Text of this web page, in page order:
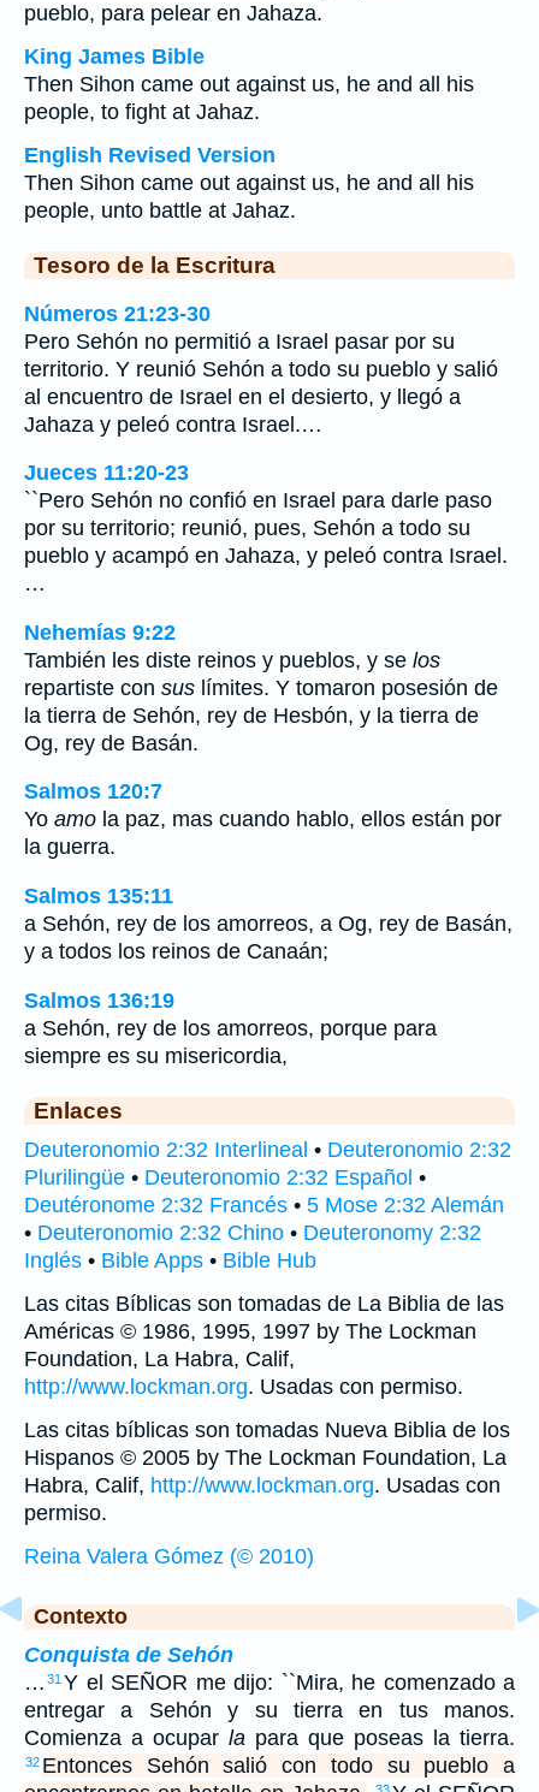
pueblo, para pelear en Jahaza.
King James Bible
Then Sihon came out against us, he and all his
people, to fight at Jahaz.
English Revised Version
Then Sihon came out against us, he and all his
people, unto battle at Jahaz.
Tesoro de la Escritura
Números 21:23-30
Pero Sehón no permitió a Israel pasar por su
territorio. Y reunió Sehón a todo su pueblo y salió
al encuentro de Israel en el desierto, y llegó a
Jahaza y peleó contra Israel.…
Jueces 11:20-23
``Pero Sehón no confió en Israel para darle paso
por su territorio; reunió, pues, Sehón a todo su
pueblo y acampó en Jahaza, y peleó contra Israel.
…
Nehemías 9:22
También les diste reinos y pueblos, y se los
repartiste con sus límites. Y tomaron posesión de
la tierra de Sehón, rey de Hesbón, y la tierra de
Og, rey de Basán.
Salmos 120:7
Yo amo la paz, mas cuando hablo, ellos están por
la guerra.
Salmos 135:11
a Sehón, rey de los amorreos, a Og, rey de Basán,
y a todos los reinos de Canaán;
Salmos 136:19
a Sehón, rey de los amorreos, porque para
siempre es su misericordia,
Enlaces
Deuteronomio 2:32 Interlineal • Deuteronomio 2:32
Plurilingüe • Deuteronomio 2:32 Español •
Deutéronome 2:32 Francés • 5 Mose 2:32 Alemán
• Deuteronomio 2:32 Chino • Deuteronomy 2:32
Inglés • Bible Apps • Bible Hub
Las citas Bíblicas son tomadas de La Biblia de las
Américas © 1986, 1995, 1997 by The Lockman
Foundation, La Habra, Calif,
http://www.lockman.org. Usadas con permiso.
Las citas bíblicas son tomadas Nueva Biblia de los
Hispanos © 2005 by The Lockman Foundation, La
Habra, Calif, http://www.lockman.org. Usadas con
permiso.
Reina Valera Gómez (© 2010)
Contexto
Conquista de Sehón
… 31 Y el SEÑOR me dijo: ``Mira, he comenzado a
entregar a Sehón y su tierra en tus manos.
Comienza a ocupar la para que poseas la tierra.
32 Entonces Sehón salió con todo su pueblo a
33